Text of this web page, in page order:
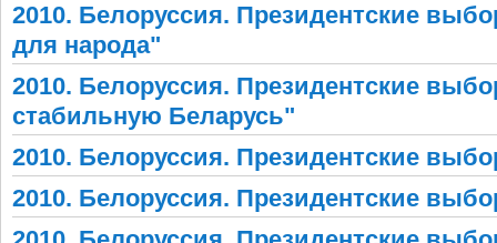
2010. Белоруссия. Президентские
для народа"
2010. Белоруссия. Президентские
стабильную Беларусь"
2010. Белоруссия. Президентские
2010. Белоруссия. Президентские